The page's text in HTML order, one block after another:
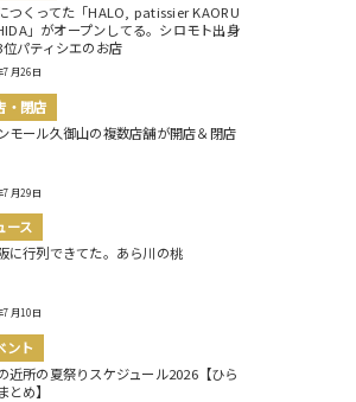
つくってた「HALO, patissier KAORU
」がオープンしてる。シロモト出身
パティシエのお店
7月26日
・閉店
モール久御山の複数店舗が開店＆閉店
7月29日
ース
に行列できてた。あら川の桃
7月10日
ント
近所の夏祭りスケジュール2026【ひら
とめ】